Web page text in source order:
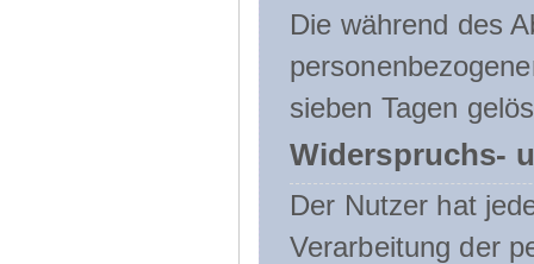
Die während des
sieben Tagen
Widerspruchs-
Der Nutzer hat
Verarbeitung der